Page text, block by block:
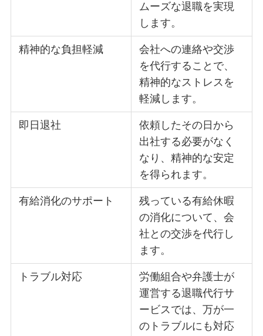
ムーズな退職を実現
します。
精神的な負担軽減
会社への連絡や交渉
を代行することで、
精神的なストレスを
軽減します。
即日退社
依頼したその日から
出社する必要がなく
なり、精神的な安定
を得られます。
有給消化のサポート
残っている有給休暇
の消化について、会
社との交渉を代行し
ます。
トラブル対応
労働組合や弁護士が
運営する退職代行サ
ービスでは、万が一
のトラブルにも対応